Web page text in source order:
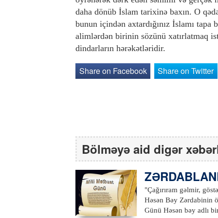
daha dönüb İslam tarixinə baxın. O
bunun içindən axtardığınız İslamı
alimlərdən birinin sözünü xatırlatmaq
dindarların hərəkətləridir.
Share on Facebook Share on Twitter
Bölməyə aid digər
"Çağırıram gəlmir,
Həsən Bəy Zərdabinin
Günü Həsən bəy adlı